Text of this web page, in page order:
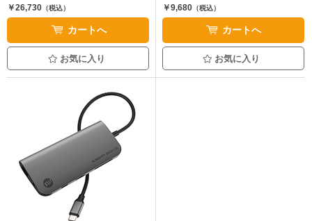
￥26,730 （税込）
カートへ
お気に入り
￥9,680（税込）
カートへ
お気に入り